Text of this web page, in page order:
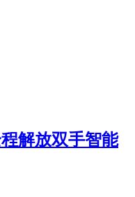
解放双手智能